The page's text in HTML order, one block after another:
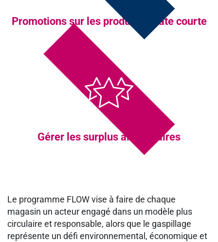
Promotions sur les produits à date courte
Gérer les surplus alimentaires
Le programme FLOW vise à faire de chaque
magasin un acteur engagé dans un modèle plus
circulaire et responsable, alors que le gaspillage
représente un défi environnemental, économique et